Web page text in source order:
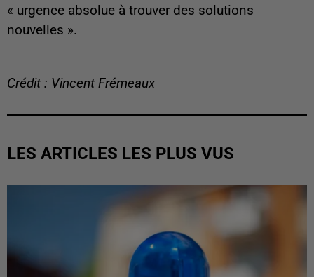
« urgence absolue à trouver des solutions
nouvelles ».
Crédit : Vincent Frémeaux
LES ARTICLES LES PLUS VUS